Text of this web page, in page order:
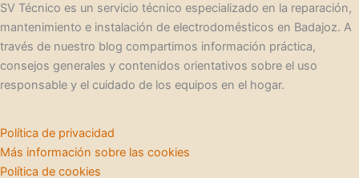
a
s
SV Técnico es un servicio técnico especializado en la reparación,
mantenimiento e instalación de electrodomésticos en Badajoz. A
través de nuestro blog compartimos información práctica,
consejos generales y contenidos orientativos sobre el uso
responsable y el cuidado de los equipos en el hogar.
Política de privacidad
Más información sobre las cookies
Política de cookies